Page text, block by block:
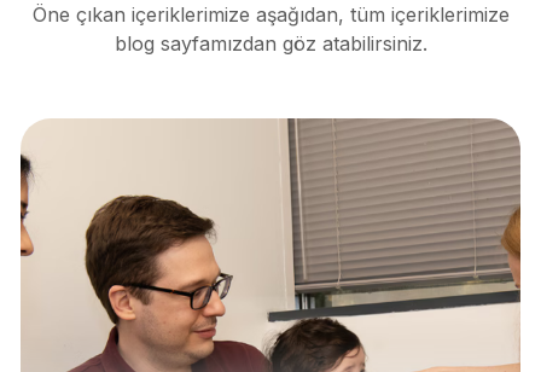
Öne çıkan içeriklerimize aşağıdan, tüm içeriklerimize
blog sayfamızdan göz atabilirsiniz.